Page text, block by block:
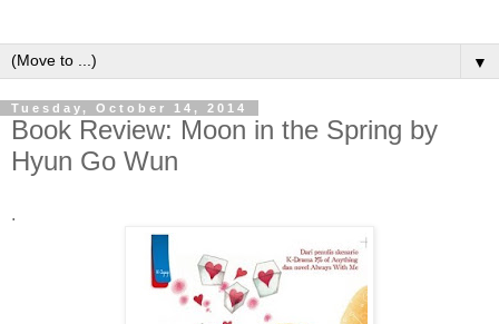
▼
Tuesday, October 14, 2014
Book Review: Moon in the Spring by
Hyun Go Wun
.